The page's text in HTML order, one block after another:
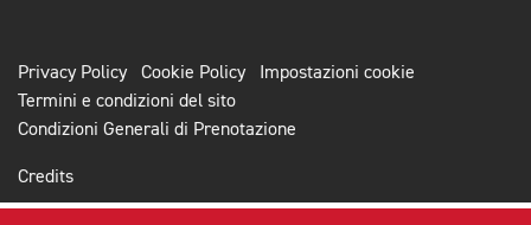
Privacy Policy Cookie Policy
Impostazioni cookie
Termini e condizioni del sito
Condizioni Generali di Prenotazione
Credits